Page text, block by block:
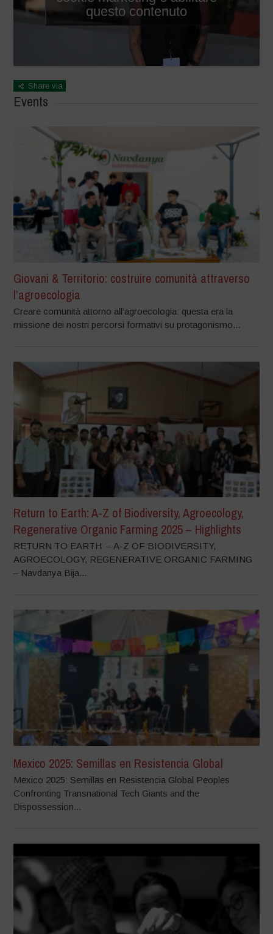
questo contenuto
Share via
Events
Giovani & Territorio: costruire comunità attraverso
l’agroecologia
Creare comunità attorno all’agroecologia: questa era la
missione dei nostri percorsi formativi su protagonismo...
Return to Earth: A-Z of Biodiversity, Agroecology,
Regenerative Organic Farming 2025 – Highlights
RETURN TO EARTH – A-Z OF BIODIVERSITY,
AGROECOLOGY, REGENERATIVE ORGANIC FARMING
– Navdanya Bija...
Mexico 2025: Semillas en Resistencia Global
Mexico 2025: Semillas en Resistencia Global Peoples
Confronting Transnational Tech Giants and the
Dispossession...